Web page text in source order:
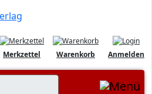
Anmelden
Warenkorb
Merkzettel